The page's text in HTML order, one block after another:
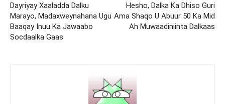
Dayriyay Xaaladda Dalku
Marayo, Madaxweynahana Ugu
Baaqay Inuu Ka Jawaabo
Socdaalka Gaas
Hesho, Dalka Ka Dhiso Guri
Ama Shaqo U Abuur 50 Ka Mid
Ah Muwaadiniinta Dalkaas